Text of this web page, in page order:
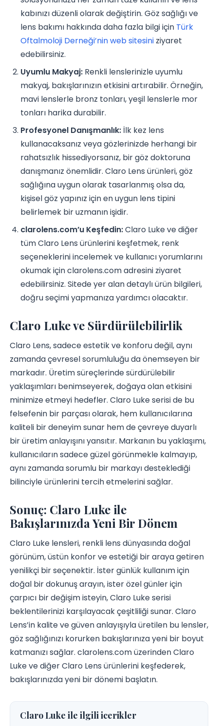
kabınızı düzenli olarak değiştirin. Göz sağlığı ve
lens bakımı hakkında daha fazla bilgi için Türk
Oftalmoloji Derneği’nin web sitesini ziyaret
edebilirsiniz.
Uyumlu Makyaj: Renkli lenslerinizle uyumlu
makyaj, bakışlarınızın etkisini artırabilir. Örneğin,
mavi lenslerle bronz tonları, yeşil lenslerle mor
tonları harika durabilir.
Profesyonel Danışmanlık: İlk kez lens
kullanacaksanız veya gözlerinizde herhangi bir
rahatsızlık hissediyorsanız, bir göz doktoruna
danışmanız önemlidir. Claro Lens ürünleri, göz
sağlığına uygun olarak tasarlanmış olsa da,
kişisel göz yapınız için en uygun lens tipini
belirlemek bir uzmanın işidir.
clarolens.com’u Keşfedin:Claro Luke ve diğer
tüm Claro Lens ürünlerini keşfetmek, renk
seçeneklerini incelemek ve kullanıcı yorumlarını
okumak için clarolens.com adresini ziyaret
edebilirsiniz. Sitede yer alan detaylı ürün bilgileri,
doğru seçimi yapmanıza yardımcı olacaktır.
Claro Luke ve Sürdürülebilirlik
Claro Lens, sadece estetik ve konforu değil, aynı
zamanda çevresel sorumluluğu da önemseyen bir
markadır. Üretim süreçlerinde sürdürülebilir
yaklaşımları benimseyerek, doğaya olan etkisini
minimize etmeyi hedefler. Claro Luke serisi de bu
felsefenin bir parçası olarak, hem kullanıcılarına
kaliteli bir deneyim sunar hem de çevreye duyarlı
bir üretim anlayışını yansıtır. Markanın bu yaklaşımı,
kullanıcıların sadece güzel görünmekle kalmayıp,
aynı zamanda sorumlu bir markayı desteklediği
bilinciyle ürünlerini tercih etmelerini sağlar.
Sonuç: Claro Luke ile
Bakışlarınızda Yeni Bir Dönem
Claro Luke lensleri, renkli lens dünyasında doğal
görünüm, üstün konfor ve estetiği bir araya getiren
yenilikçi bir seçenektir. İster günlük kullanım için
doğal bir dokunuş arayın, ister özel günler için
çarpıcı bir değişim isteyin, Claro Luke serisi
beklentilerinizi karşılayacak çeşitliliği sunar. Claro
Lens’in kalite ve güven anlayışıyla üretilen bu lensler,
göz sağlığınızı korurken bakışlarınıza yeni bir boyut
katmanızı sağlar. clarolens.com üzerinden Claro
Luke ve diğer Claro Lens ürünlerini keşfederek,
bakışlarınızda yeni bir dönemi başlatın.
Claro Luke ile ilgili icerikler